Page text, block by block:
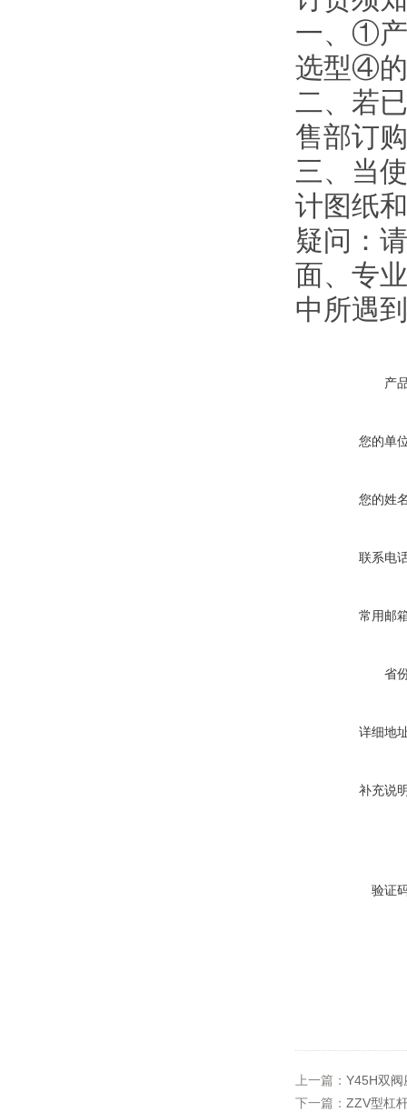
一、①
选型④
二、若
售部订
三、当
计图纸
疑问：
面、专
中所遇
产
您的单
您的姓
联系电
常用邮
省
详细地
补充说
验证
上一篇： Y45H双阀
下一篇： ZZV型杠